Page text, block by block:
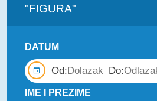
"FIGURA"
DATUM
Od: Do:
IME I PREZIME